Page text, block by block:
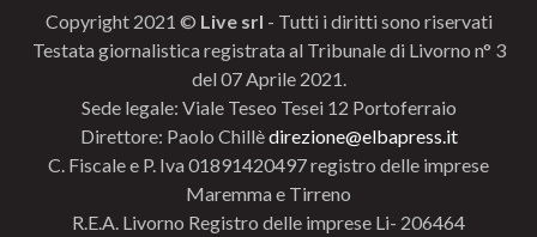
Copyright 2021 © Live srl - Tutti i diritti sono riservati
Testata giornalistica registrata al Tribunale di Livorno n° 3
del 07 Aprile 2021.
Sede legale: Viale Teseo Tesei 12 Portoferraio
Direttore: Paolo Chillèdirezione@elbapress.it
C. Fiscale e P. Iva 01891420497 registro delle imprese
Maremma e Tirreno
R.E.A. Livorno Registro delle imprese Li- 206464